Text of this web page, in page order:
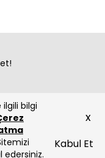
bilgi
edersiniz.
Kabul Et
x
A.Ş.